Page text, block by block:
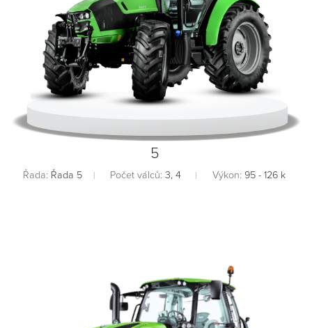
5
Řada: Řada 5 Počet válců: 3, 4 Výkon: 95 - 126 k